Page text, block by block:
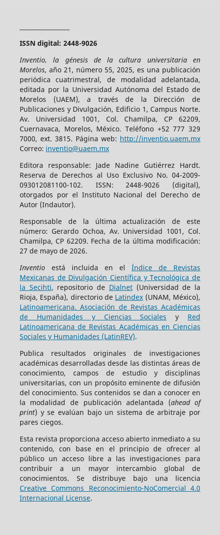
ISSN digital: 2448-9026
Inventio, la génesis de la cultura universitaria en
Morelos, año 21, número 55, 2025, es una publicación
periódica cuatrimestral, de modalidad adelantada,
editada por la Universidad Autónoma del Estado de
Morelos (UAEM), a través de la Dirección de
Publicaciones y Divulgación, Edificio 1, Campus Norte.
Av. Universidad 1001, Col. Chamilpa, CP 62209,
Cuernavaca, Morelos, México. Teléfono +52 777 329
7000, ext. 3815. Página web: http://inventio.uaem.mx
Correo: inventio@uaem.mx
Editora responsable: Jade Nadine Gutiérrez Hardt.
Reserva de Derechos al Uso Exclusivo No. 04-2009-
093012081100-102. ISSN: 2448-9026 (digital),
otorgados por el Instituto Nacional del Derecho de
Autor (Indautor).
Responsable de la última actualización de este
número: Gerardo Ochoa, Av. Universidad 1001, Col.
Chamilpa, CP 62209. Fecha de la última modificación:
27 de mayo de 2026.
Inventioestá incluida en elÍndice de Revistas
Mexicanas de Divulgación Científica y Tecnológica de
la Secihti, repositorio de Dialnet(Universidad de la
Rioja, España), directorio de Latindex (UNAM, México),
Latinoamericana. Asociación de Revistas Académicas
de Humanidades y Ciencias Sociales y Red
Latinoamericana de Revistas Académicas en Ciencias
Sociales y Humanidades (LatinREV).
Publica resultados originales de investigaciones
académicas desarrolladas desde las distintas áreas de
conocimiento, campos de estudio y disciplinas
universitarias, con un propósito eminente de difusión
del conocimiento. Sus contenidos se dan a conocer en
la modalidad de publicación adelantada (ahead of
print) y se evalúan bajo un sistema de arbitraje por
pares ciegos.
Esta revista proporciona acceso abierto inmediato a su
contenido, con base en el principio de ofrecer al
público un acceso libre a las investigaciones para
contribuir a un mayor intercambio global de
conocimientos. Se distribuye bajo una licencia
Creative Commons Reconocimiento-NoComercial 4.0
Internacional License.